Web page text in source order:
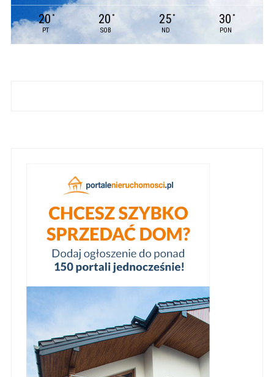
20 °
PT
20 °
SOB
25 °
ND
30 °
PON